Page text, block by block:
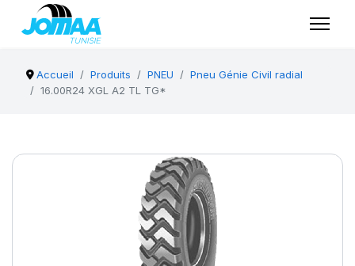
Accueil Produits PNEU
Pneu Génie Civil radial
16.00R24 XGL A2 TL TG*